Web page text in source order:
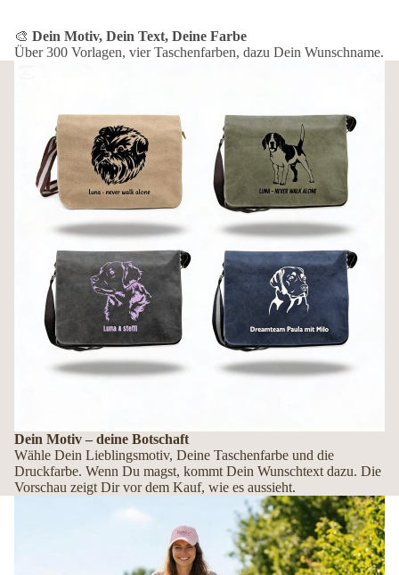
🎨 Dein Motiv, Dein Text, Deine Farbe
Über 300 Vorlagen, vier Taschenfarben, dazu Dein Wunschname.
Dein Motiv – deine Botschaft
Wähle Dein Lieblingsmotiv, Deine Taschenfarbe und die
Druckfarbe. Wenn Du magst, kommt Dein Wunschtext dazu. Die
Vorschau zeigt Dir vor dem Kauf, wie es aussieht.